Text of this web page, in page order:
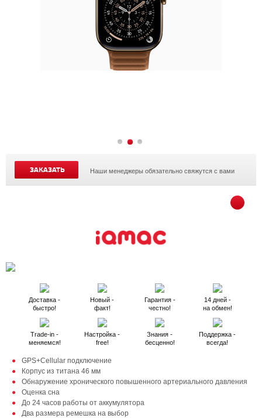
ЗАКАЗАТЬ Наши менеджеры обязательно свяжутся с вами
Доставка -
быстро!
Новый -
факт!
Гарантия -
честно!
14 дней -
на обмен!
Trade-in -
меняемся!
Настройка -
free!
Знания -
бесценно!
Поддержка -
всегда!
GPS+Cellular подключение
Корпус из титана 46 мм
Обнаружение хронического повышенного артериального давления
Оценка сна
До 24 часов работы от аккумулятора
Два размера ремешка на выбор